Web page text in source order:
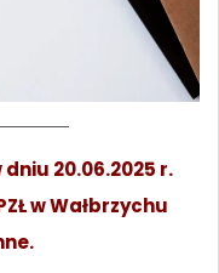
20.06.2025 r.
w Wałbrzychu